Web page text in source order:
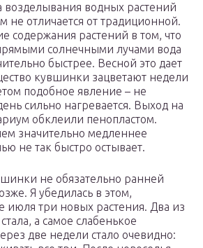
возделывания водных растений
не отличается от традиционной.
содержания растений в том, что
солнечными лучами вода
быстрее. Весной это дает
кувшинки зацветают недели
подобное явление – не
сильно нагревается. Выход на
обклеили пенопластом.
значительно медленнее
не так быстро остывает.
не обязательно ранней
Я убедилась в этом,
июля три новых растения. Два из
а самое слабенькое
две недели стало очевидно: